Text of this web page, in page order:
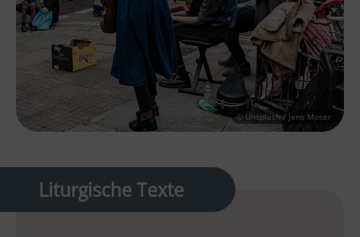
© Unsplash / Jens Moser
Liturgische Texte